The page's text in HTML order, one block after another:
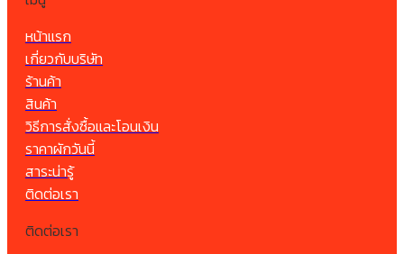
หน้าแรก
เกี่ยวกับบริษัท
ร้านค้า
สินค้า
วิธีการสั่งซื้อและโอนเงิน
ราคาผักวันนี้
สาระน่ารู้
ติดต่อเรา
ติดต่อเรา